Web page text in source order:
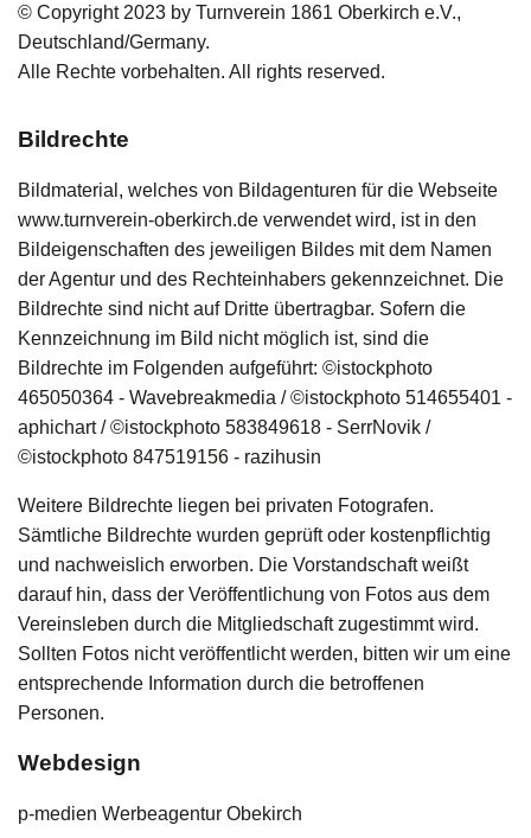
© Copyright 2023 by Turnverein 1861 Oberkirch e.V.,
Deutschland/Germany.
Alle Rechte vorbehalten. All rights reserved.
Bildrechte
Bildmaterial, welches von Bildagenturen für die Webseite
www.turnverein-oberkirch.de verwendet wird, ist in den
Bildeigenschaften des jeweiligen Bildes mit dem Namen
der Agentur und des Rechteinhabers gekennzeichnet. Die
Bildrechte sind nicht auf Dritte übertragbar. Sofern die
Kennzeichnung im Bild nicht möglich ist, sind die
Bildrechte im Folgenden aufgeführt: ©istockphoto
465050364 - Wavebreakmedia / ©istockphoto 514655401 -
aphichart / ©istockphoto 583849618 - SerrNovik /
©istockphoto 847519156 - razihusin
Weitere Bildrechte liegen bei privaten Fotografen.
Sämtliche Bildrechte wurden geprüft oder kostenpflichtig
und nachweislich erworben. Die Vorstandschaft weißt
darauf hin, dass der Veröffentlichung von Fotos aus dem
Vereinsleben durch die Mitgliedschaft zugestimmt wird.
Sollten Fotos nicht veröffentlicht werden, bitten wir um eine
entsprechende Information durch die betroffenen
Personen.
Webdesign
p-medien Werbeagentur Obekirch